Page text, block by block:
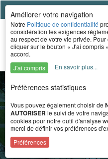
During the summer
is open from 8 a.m. to 4
Friday.
Améliorer votre navigation
Notre Politique de confidentialité
considération les exigences
au respect de votre vie privée. Pour
cliquer sur le bouton « J'ai compris
accord.
J'ai compris
En savoir plus...
Préfèrences statistiques
Vous pouvez également choisir de
AUTORISER le suivi de votre
cookies pour notre outil d'analyse
merci de définir vos préférences
Préférences